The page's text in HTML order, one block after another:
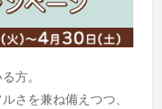
方。
さを兼ね備えつつ、